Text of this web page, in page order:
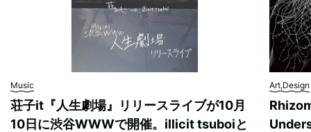
Music
荘子it『人生劇場』リリースライブが10月
10日に渋谷WWWで開催。illicit tsuboiと
Art,Design